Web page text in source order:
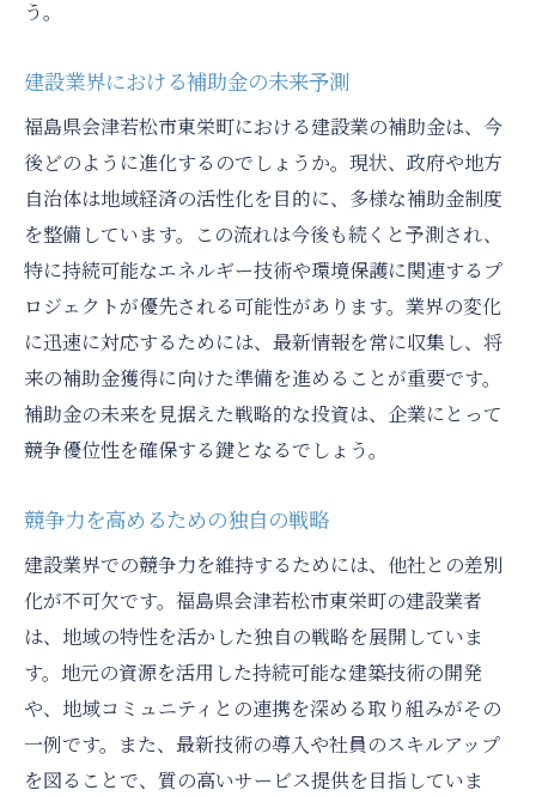
う。
建設業界における補助金の未来予測
福島県会津若松市東栄町における建設業の補助金は、今
後どのように進化するのでしょうか。現状、政府や地方
自治体は地域経済の活性化を目的に、多様な補助金制度
を整備しています。この流れは今後も続くと予測され、
特に持続可能なエネルギー技術や環境保護に関連するプ
ロジェクトが優先される可能性があります。業界の変化
に迅速に対応するためには、最新情報を常に収集し、将
来の補助金獲得に向けた準備を進めることが重要です。
補助金の未来を見据えた戦略的な投資は、企業にとって
競争優位性を確保する鍵となるでしょう。
競争力を高めるための独自の戦略
建設業界での競争力を維持するためには、他社との差別
化が不可欠です。福島県会津若松市東栄町の建設業者
は、地域の特性を活かした独自の戦略を展開していま
す。地元の資源を活用した持続可能な建築技術の開発
や、地域コミュニティとの連携を深める取り組みがその
一例です。また、最新技術の導入や社員のスキルアップ
を図ることで、質の高いサービス提供を目指していま